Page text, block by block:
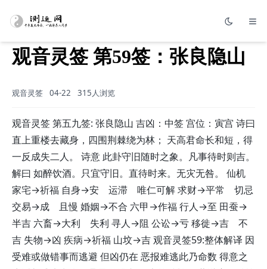
观音灵签 第59签：张良隐山
观音灵签 04-22 315人浏览
观音灵签 第五九签: 张良隐山 吉凶：中签 宫位：寅宫 诗曰
直上重楼去藏身，四围荆棘绕为林； 天高君命长和短，得
一反成失二人。 诗意 此卦守旧随时之象。凡事待时则吉。
解曰 如醉饮酒。只宜守旧。直待时来。无灾无咎。 仙机
家宅→祈福 自身→安 运滞 唯仁可解 求财→平常 切忌
交易→成 且慢 婚姻→不合 六甲→作福 行人→至 田蚕→
半吉 六畜→大利 失利 寻人→阻 公讼→亏 移徙→吉 不
吉 失物→凶 疾病→祈福 山坟→吉 观音灵签59:整体解译 因
受难或做错事而逃避 但凶仍在 恶报难逃此乃命数 得意之